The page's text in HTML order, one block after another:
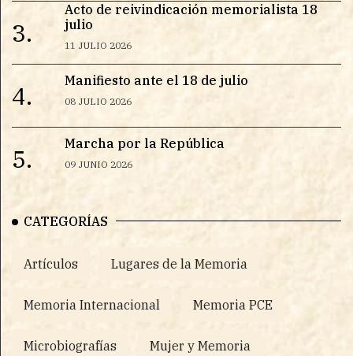
3.
Acto de reivindicación memorialista 18
julio
11 JULIO 2026
4.
Manifiesto ante el 18 de julio
08 JULIO 2026
5.
Marcha por la República
09 JUNIO 2026
CATEGORÍAS
Artículos Lugares de la Memoria
Memoria Internacional Memoria PCE
Microbiografías Mujer y Memoria